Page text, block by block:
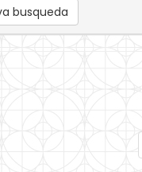
busqueda